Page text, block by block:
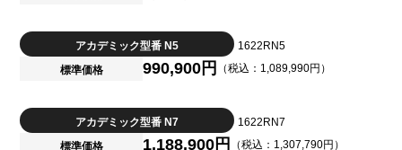
アカデミック型番 N5
1622RN5
標準価格
990,900円 （税込：1,089,990円）
アカデミック型番 N7
1622RN7
標準価格
1,188,900円 （税込：1,307,790円）